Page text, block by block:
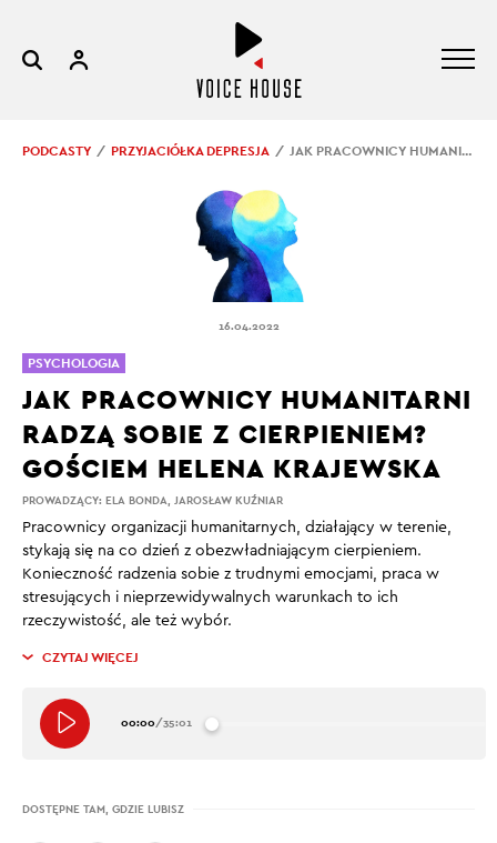
PODCASTY PRZYJACIÓŁKA DEPRESJA JAK PRACOWNICY HUMANITARNI RADZĄ SOBIE Z CIERPIENIEM? GOŚCIEM HELENA KRAJEWSKA
16.04.2022
PROWADZĄCY: ELA BONDA, JAROSŁAW KUŹNIAR
JAK PRACOWNICY HUMANITARNI
RADZĄ SOBIE Z CIERPIENIEM?
GOŚCIEM HELENA KRAJEWSKA
Pracownicy organizacji humanitarnych, działający w terenie,
stykają się na co dzień z obezwładniającym cierpieniem.
Konieczność radzenia sobie z trudnymi emocjami, praca w
stresujących i nieprzewidywalnych warunkach to ich
rzeczywistość, ale też wybór.
CZYTAJ WIĘCEJ
00:00/35:01
DOSTĘPNE TAM, GDZIE LUBISZ
PSYCHOLOGIA